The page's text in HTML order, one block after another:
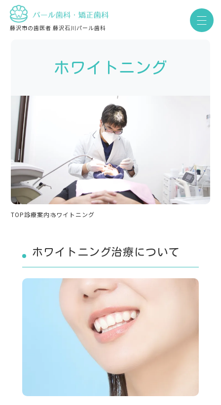
藤沢市の歯医者 藤沢石川パール歯科
ホワイトニング
TOP診療案内ホワイトニング
ホワイトニング治療について